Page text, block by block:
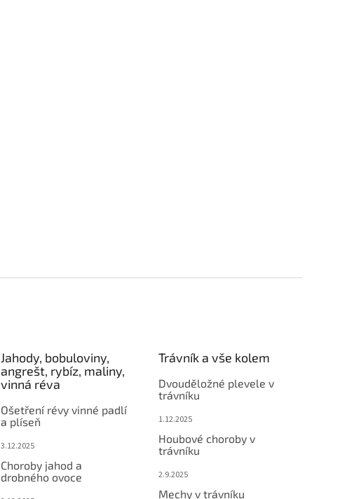
Jahody, bobuloviny,
angrešt, rybíz, maliny,
vinná réva
Ošetření révy vinné padlí
a plíseň
3.12.2025
Choroby jahod a
drobného ovoce
Trávník a vše kolem
Dvouděložné plevele v
trávníku
1.12.2025
Houbové choroby v
trávníku
2.9.2025
Mechy v trávníku